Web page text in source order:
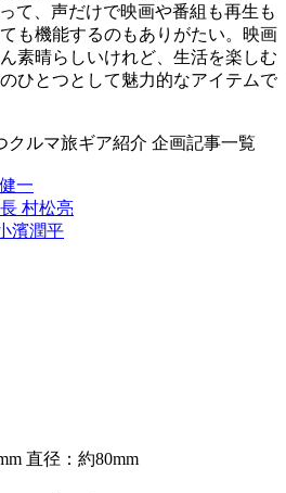
て、声だけで映画や番組も再生も
も機能するのもありがたい。映画
素晴らしいけれど、生活を楽しむ
ひとつとして魅力的なアイテムで
クルマ旅ギア紹介 企画記事一覧
一
長 村松亮
濱潤平
直径：約80mm